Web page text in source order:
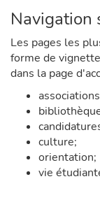
Navigation
Les pages les
forme de
dans la page
culture;
orientation;
vie